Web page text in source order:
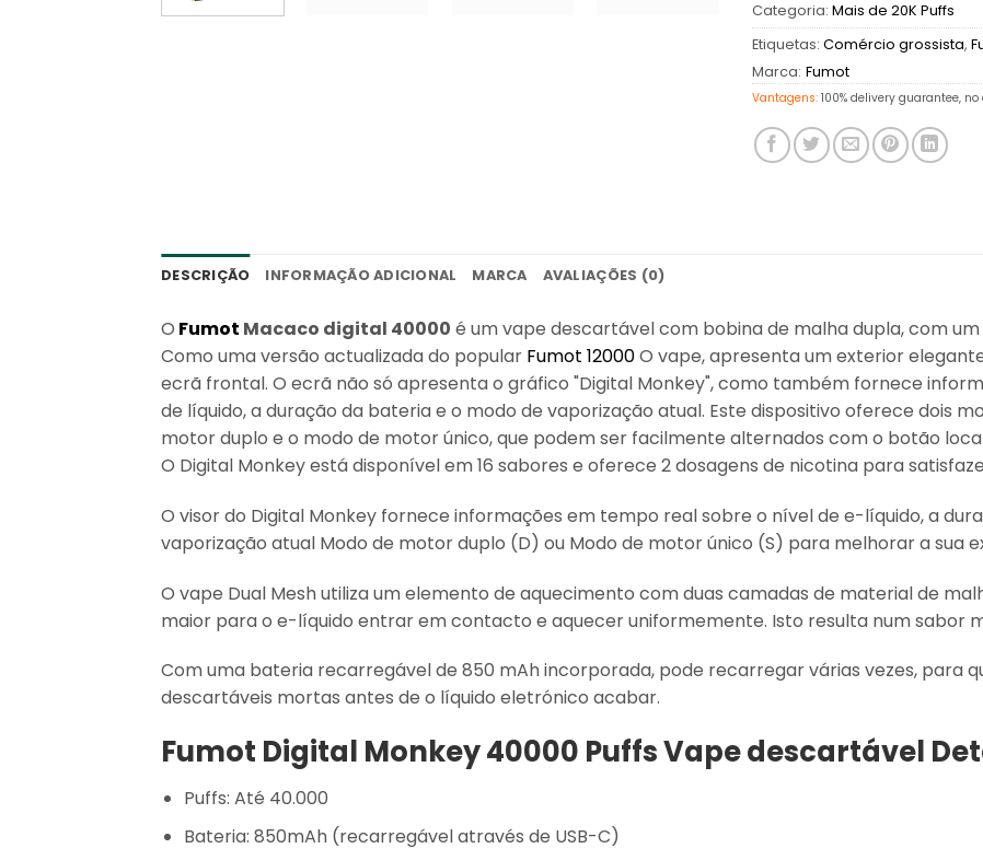
Categoria: Mais de 20K Puffs
Etiquetas: Comércio grossista,
Marca: Fumot
Vantagens: 100% delivery guarantee,
DESCRIÇÃO INFORMAÇÃO ADICIONAL MARCA AVALIAÇÕES (0)
O Fumot Macaco digital 40000 é um vape descartável com bobina de malha dupla, com
Como uma versão actualizada do popular Fumot 12000O vape, apresenta um exterior
ecrã frontal. O ecrã não só apresenta o gráfico "Digital Monkey", como também fornece
de líquido, a duração da bateria e o modo de vaporização atual. Este dispositivo oferece dois
motor duplo e o modo de motor único, que podem ser facilmente alternados com o botão
O Digital Monkey está disponível em 16 sabores e oferece 2 dosagens de nicotina para
O visor do Digital Monkey fornece informações em tempo real sobre o nível de e-líquido, a
vaporização atual Modo de motor duplo (D) ou Modo de motor único (S) para melhorar a sua
O vape Dual Mesh utiliza um elemento de aquecimento com duas camadas de material de
maior para o e-líquido entrar em contacto e aquecer uniformemente. Isto resulta num sabor
Com uma bateria recarregável de 850 mAh incorporada, pode recarregar várias vezes, para
descartáveis mortas antes de o líquido eletrónico acabar.
Fumot Digital Monkey 40000 Puffs Vape descartável
Puffs: Até 40.000
Bateria: 850mAh (recarregável através de USB-C)